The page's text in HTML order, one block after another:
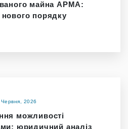
майна АРМА:
порядку
2026
можливості
юридичний аналіз